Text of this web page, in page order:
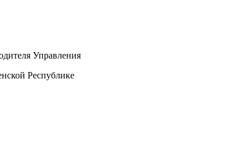
Управления
Республике